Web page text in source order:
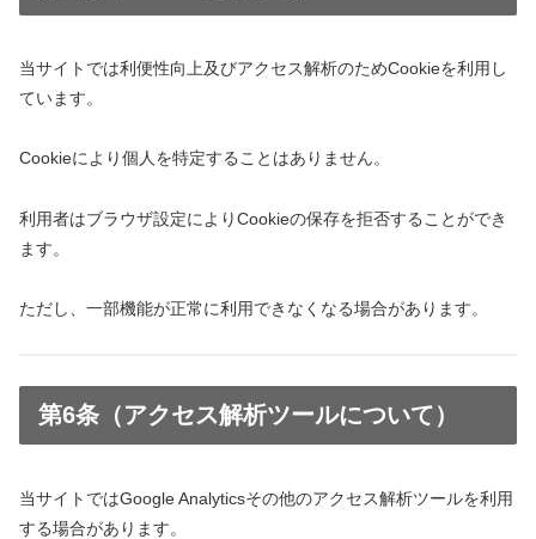
当サイトでは利便性向上及びアクセス解析のためCookieを利用し
ています。
Cookieにより個人を特定することはありません。
利用者はブラウザ設定によりCookieの保存を拒否することができ
ます。
ただし、一部機能が正常に利用できなくなる場合があります。
第6条（アクセス解析ツールについて）
当サイトではGoogle Analyticsその他のアクセス解析ツールを利用
する場合があります。